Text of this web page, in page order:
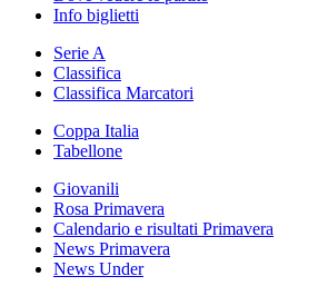
Info biglietti
Serie A
Classifica
Classifica Marcatori
Coppa Italia
Tabellone
Giovanili
Rosa Primavera
Calendario e risultati Primavera
News Primavera
News Under